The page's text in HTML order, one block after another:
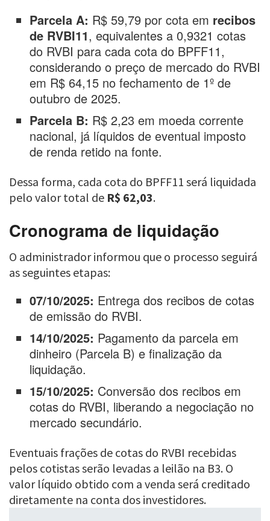
Parcela A: R$ 59,79 por cota em recibos
de RVBI11, equivalentes a 0,9321 cotas
do RVBI para cada cota do BPFF11,
considerando o preço de mercado do RVBI
em R$ 64,15 no fechamento de 1º de
outubro de 2025.
Parcela B: R$ 2,23 em moeda corrente
nacional, já líquidos de eventual imposto
de renda retido na fonte.
Dessa forma, cada cota do BPFF11 será liquidada
pelo valor total de R$ 62,03.
Cronograma de liquidação
O administrador informou que o processo seguirá
as seguintes etapas:
07/10/2025: Entrega dos recibos de cotas
de emissão do RVBI.
14/10/2025: Pagamento da parcela em
dinheiro (Parcela B) e finalização da
liquidação.
15/10/2025: Conversão dos recibos em
cotas do RVBI, liberando a negociação no
mercado secundário.
Eventuais frações de cotas do RVBI recebidas
pelos cotistas serão levadas a leilão na B3. O
valor líquido obtido com a venda será creditado
diretamente na conta dos investidores.